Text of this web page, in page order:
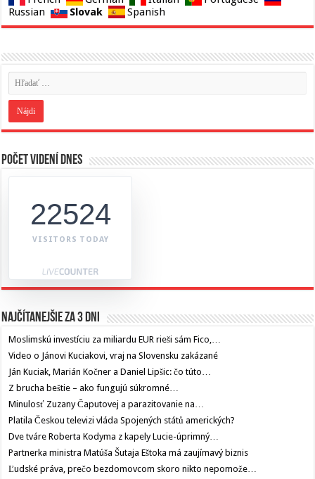
Russian
Slovak Spanish
Počet videní dnes
22524
VISITORS TODAY
Najčítanejšie za 3 dni
Moslimskú investíciu za miliardu EUR rieši sám Fico,…
Video o Jánovi Kuciakovi, vraj na Slovensku zakázané
Ján Kuciak, Marián Kočner a Daniel Lipšic: čo túto…
Z brucha beštie – ako fungujú súkromné…
Minulosť Zuzany Čaputovej a parazitovanie na…
Platila Českou televizi vláda Spojených států amerických?
Dve tváre Roberta Kodyma z kapely Lucie-úprimný…
Partnerka ministra Matúša Šutaja Eštoka má zaujímavý biznis
Ľudské práva, prečo bezdomovcom skoro nikto nepomože…